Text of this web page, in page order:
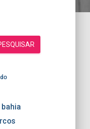
bahia